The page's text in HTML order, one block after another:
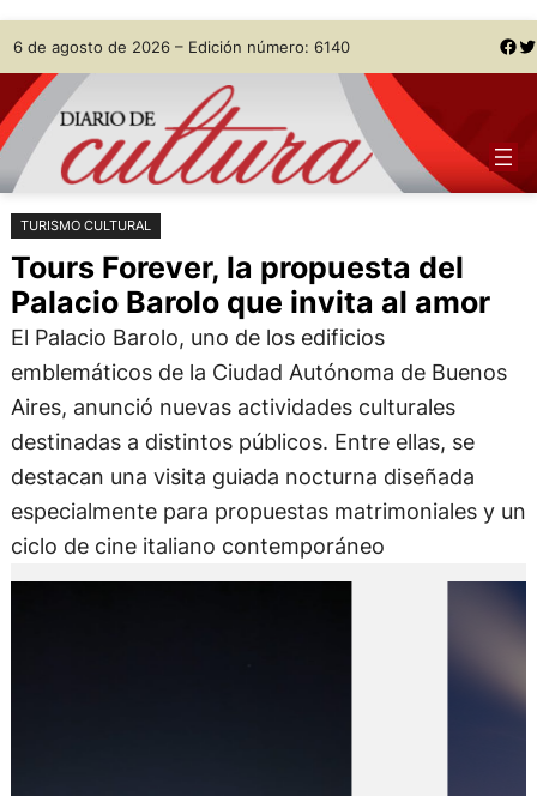
Saltar
al
contenido
Skip
to
content
6 de agosto de 2026 – Edición número: 6140 Facebook Twitter
TURISMO CULTURAL
Tours Forever, la propuesta del
Palacio Barolo que invita al amor
El Palacio Barolo, uno de los edificios
emblemáticos de la Ciudad Autónoma de Buenos
Aires, anunció nuevas actividades culturales
destinadas a distintos públicos. Entre ellas, se
destacan una visita guiada nocturna diseñada
especialmente para propuestas matrimoniales y un
ciclo de cine italiano contemporáneo